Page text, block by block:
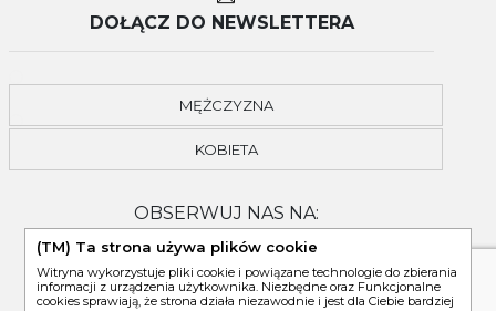
DOŁĄCZ DO NEWSLETTERA
MĘŻCZYZNA
KOBIETA
OBSERWUJ NAS NA:
(TM) Ta strona używa plików cookie
Witryna wykorzystuje pliki cookie i powiązane technologie do zbierania
informacji z urządzenia użytkownika. Niezbędne oraz Funkcjonalne
cookies sprawiają, że strona działa niezawodnie i jest dla Ciebie bardziej